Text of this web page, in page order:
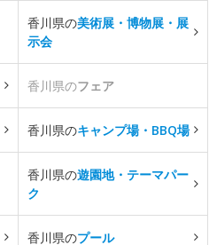
香川県の美術展・博物展・展
示会
香川県のフェア
香川県のキャンプ場・BBQ場
香川県の遊園地・テーマパー
ク
香川県のプール